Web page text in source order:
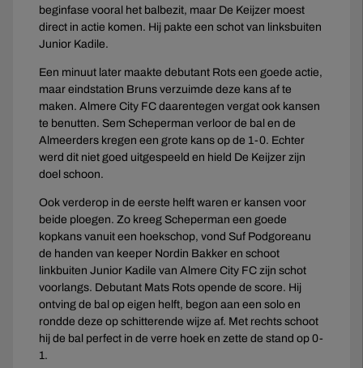
beginfase vooral het balbezit, maar De Keijzer moest
direct in actie komen. Hij pakte een schot van linksbuiten
Junior Kadile.
Een minuut later maakte debutant Rots een goede actie,
maar eindstation Bruns verzuimde deze kans af te
maken. Almere City FC daarentegen vergat ook kansen
te benutten. Sem Scheperman verloor de bal en de
Almeerders kregen een grote kans op de 1-0. Echter
werd dit niet goed uitgespeeld en hield De Keijzer zijn
doel schoon.
Ook verderop in de eerste helft waren er kansen voor
beide ploegen. Zo kreeg Scheperman een goede
kopkans vanuit een hoekschop, vond Suf Podgoreanu
de handen van keeper Nordin Bakker en schoot
linkbuiten Junior Kadile van Almere City FC zijn schot
voorlangs. Debutant Mats Rots opende de score. Hij
ontving de bal op eigen helft, begon aan een solo en
rondde deze op schitterende wijze af. Met rechts schoot
hij de bal perfect in de verre hoek en zette de stand op 0-
1.